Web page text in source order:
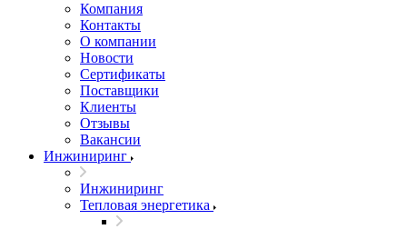
Компания
Контакты
О компании
Новости
Сертификаты
Поставщики
Клиенты
Отзывы
Вакансии
Инжиниринг
Инжиниринг
Тепловая энергетика